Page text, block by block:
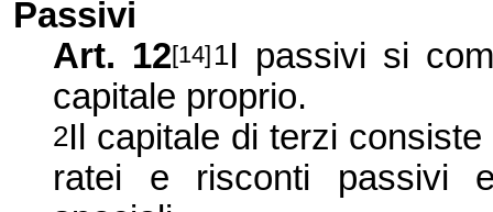
Passivi
Art. 12[14] 1I passivi si
capitale proprio.
2Il capitale di terzi
ratei e risconti passivi